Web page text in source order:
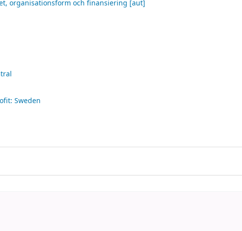
organisationsform och finansiering [aut]
Sweden